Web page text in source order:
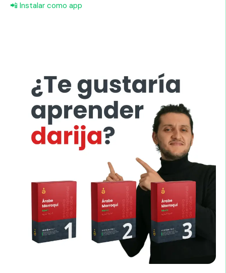
📲 Instalar como app